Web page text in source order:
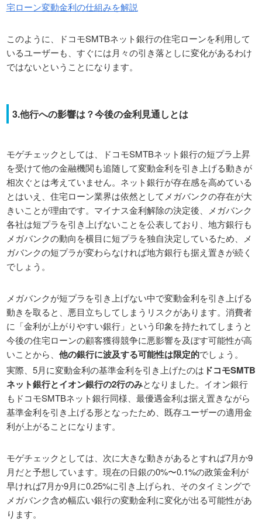
宅ローン変動金利の仕組みを解説
このように、ドコモSMTBネット銀行の住宅ローンを利用して
いるユーザーも、すぐには月々の引き落としに変化があるわけ
ではないということになります。
3.他行への影響は？今後の金利見通しとは
モゲチェックとしては、ドコモSMTBネット銀行の短プラ上昇
を受けて他の金融機関も追随して変動金利を引き上げる動きが
相次ぐとは考えていません。ネット銀行が存在感を高めている
とはいえ、住宅ローン業界は依然としてメガバンクの存在が大
きいことが理由です。マイナス金利解除の決定後、メガバンク
各社は短プラを引き上げないことを公表しており、地方銀行も
メガバンクの動向を横目に短プラを独自決定しているため、メ
ガバンクの短プラが変わらなければ地方銀行も据え置きが続く
でしょう。
メガバンクが短プラを引き上げない中で変動金利を引き上げる
動きを取ると、悪目立ちしてしまうリスクがあります。消費者
に「金利が上がりやすい銀行」という印象を持たれてしまうと
今後の住宅ローンの顧客獲得競争に悪影響を及ぼす可能性が高
いことから、 他の銀行に波及する可能性は限定的でしょう。
実際、5月に変動金利の基準金利を引き上げたのは ドコモSMTB
ネット銀行とイオン銀行の2行のみとなりました。イオン銀行
もドコモSMTBネット銀行同様、最優遇金利は据え置きながら
基準金利を引き上げる形となったため、既存ユーザーの適用金
利が上がることになります。
モゲチェックとしては、次に大きな動きがあるとすれば7月か9
月だと予想しています。現在の日銀の0%〜0.1%の政策金利が
早ければ7月か9月に0.25%に引き上げられ、そのタイミングで
メガバンク含め幅広い銀行の変動金利に変化が出る可能性があ
ります。